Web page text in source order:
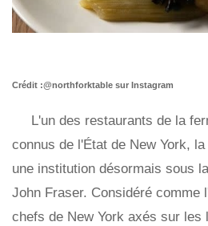
Crédit :@northforktable sur Instagram
L'un des restaurants de la
connus de l'État de New York,
une institution désormais sous
John Fraser. Considéré comme
chefs de New York axés sur les